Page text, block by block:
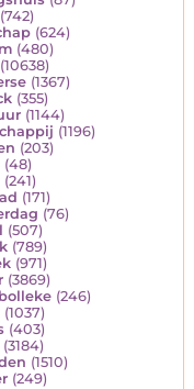
(742)
(624)
(480)
(10638)
(1367)
(355)
(1144)
(1196)
(203)
(48)
(241)
(171)
(76)
(507)
(789)
(971)
(3869)
(246)
(1037)
(403)
(3184)
(1510)
(249)